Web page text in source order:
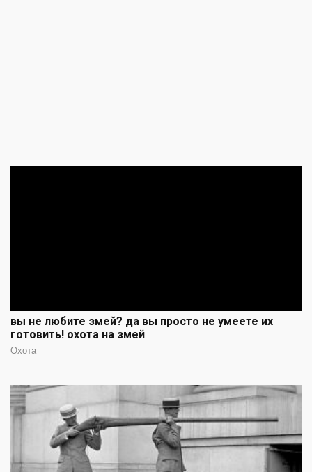
вы не любите змей? да вы просто не умеете их
готовить! охота на змей
Охота